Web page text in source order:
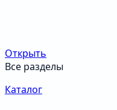
Открыть
Все разделы
Каталог